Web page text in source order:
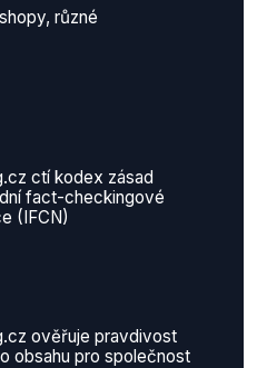
různé
ctí kodex zásad
fact-checkingové
(IFCN)
ověřuje pravdivost
obsahu pro společnost